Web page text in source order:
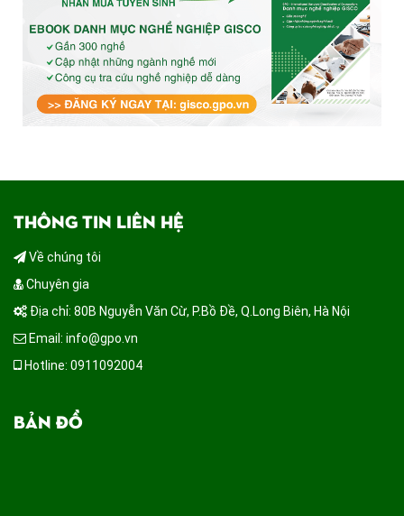
THÔNG TIN LIÊN HỆ
Về chúng tôi
Chuyên gia
Địa chỉ: 80B Nguyễn Văn Cừ, P.Bồ Đề, Q.Long Biên, Hà Nội
Email: info@gpo.vn
Hotline: 0911092004
BẢN ĐỒ